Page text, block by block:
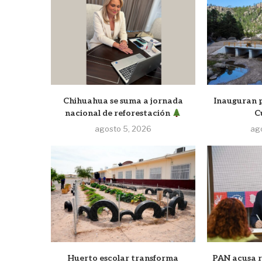
Chihuahua se suma a jornada
nacional de reforestación
agosto 5, 2026
Inauguran
Huerto escolar transforma PAN acusa